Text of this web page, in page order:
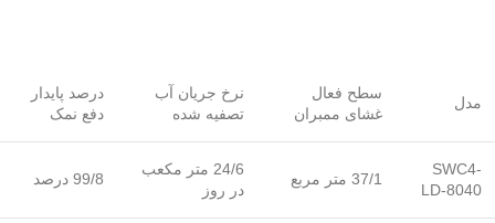
مدل
سطح فعال
غشای ممبران
نرخ جریان آب
تصفیه شده
درصد پایدار
دفع نمک
SWC4-
LD-8040
37/1 متر مربع
24/6 متر مکعب
در روز
99/8 درصد